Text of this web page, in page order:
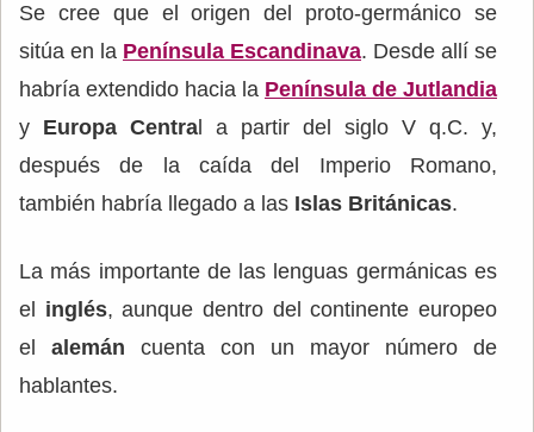
Se cree que el origen del proto-germánico se
sitúa en la Península Escandinava. Desde allí se
habría extendido hacia la Península de Jutlandia
y Europa Centra l a partir del siglo V q.C. y,
después de la caída del Imperio Romano,
también habría llegado a las Islas Británicas.
La más importante de las lenguas germánicas es
el inglés, aunque dentro del continente europeo
el alemán cuenta con un mayor número de
hablantes.